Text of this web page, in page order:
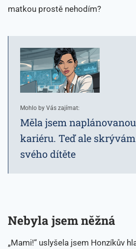
matkou prostě nehodím?
Mohlo by Vás zajímat:
Měla jsem
kariéru. Teď ale
svého dítěte
Nebyla jsem něžná
„Mami!“ uslyšela jsem Honzíkův